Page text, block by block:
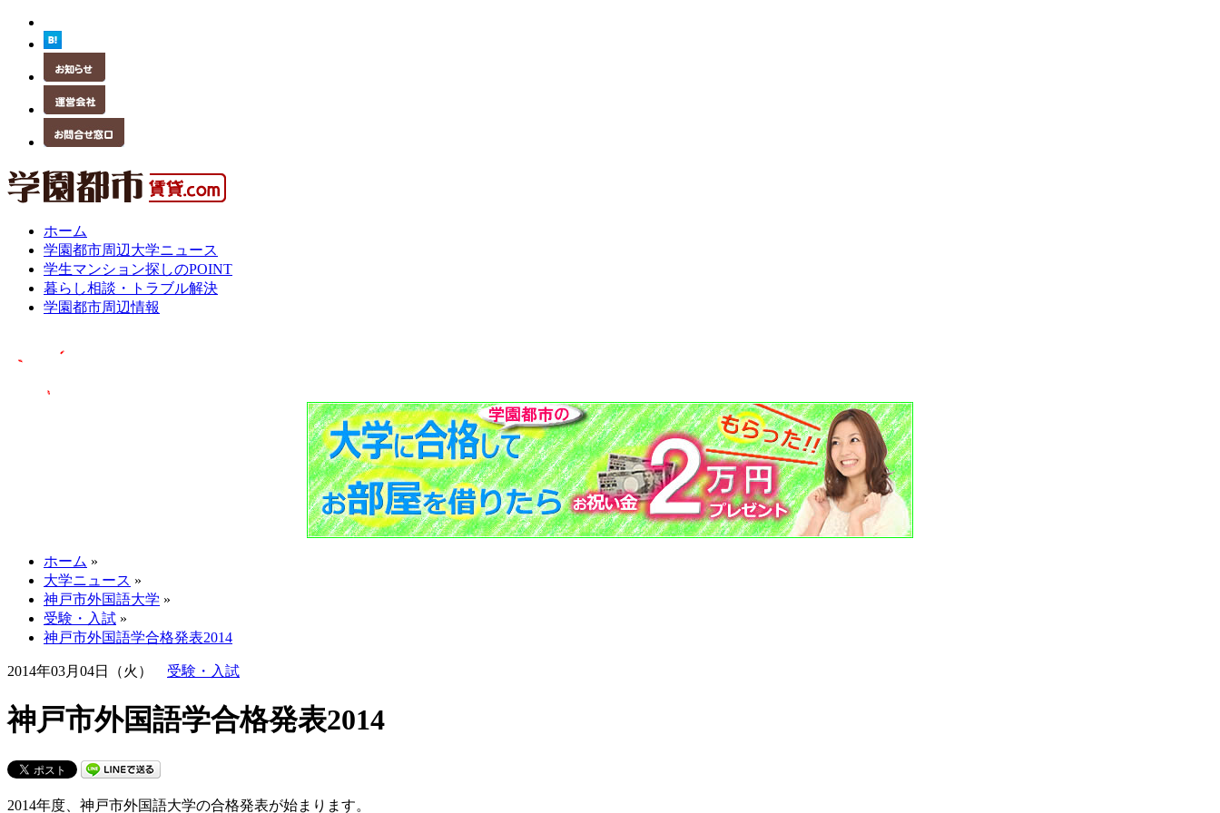
ホーム
学園都市周辺大学ニュース
学生マンション探しのPOINT
暮らし相談・トラブル解決
学園都市周辺情報
ホーム »
大学ニュース »
神戸市外国語大学 »
受験・入試 »
神戸市外国語学合格発表2014
2014年03月04日（火） 受験・入試
神戸市外国語学合格発表2014
2014年度、神戸市外国語大学の合格発表が始まります。